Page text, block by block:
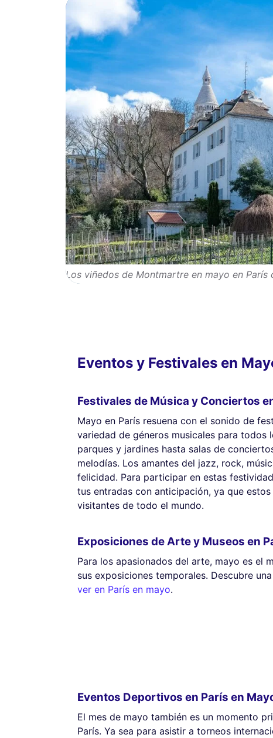
Los viñedos de Montmartre en mayo en
Eventos y Festivales en
Festivales de Música y Conciertos
Mayo en París resuena con el sonido de
variedad de géneros musicales para todos
parques y jardines hasta salas de
melodías. Los amantes del jazz, rock,
felicidad. Para participar en estas
tus entradas con anticipación, ya que
visitantes de todo el mundo.
Exposiciones de Arte y Museos en
Para los apasionados del arte, mayo es el
sus exposiciones temporales. Descubre
ver en París en mayo.
Eventos Deportivos en París en
El mes de mayo también es un momento
París. Ya sea para asistir a torneos